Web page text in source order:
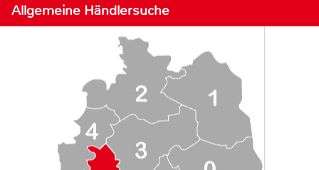
Allgemeine Händlersuche